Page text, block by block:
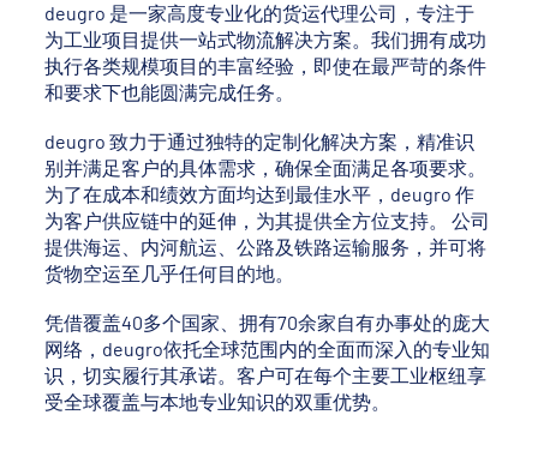
deugro 是一家高度专业化的货运代理公司，专注于
为工业项目提供一站式物流解决方案。我们拥有成功
执行各类规模项目的丰富经验，即使在最严苛的条件
和要求下也能圆满完成任务。
deugro 致力于通过独特的定制化解决方案，精准识
别并满足客户的具体需求，确保全面满足各项要求。
为了在成本和绩效方面均达到最佳水平，deugro 作
为客户供应链中的延伸，为其提供全方位支持。 公司
提供海运、内河航运、公路及铁路运输服务，并可将
货物空运至几乎任何目的地。
凭借覆盖40多个国家、拥有70余家自有办事处的庞大
网络，deugro依托全球范围内的全面而深入的专业知
识，切实履行其承诺。客户可在每个主要工业枢纽享
受全球覆盖与本地专业知识的双重优势。